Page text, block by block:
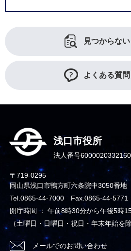
見つからな
よくある質
浅口市役所
法人番号6000020332160
〒719-0295
岡山県浅口市鴨方町六条院中3050番地
Tel.0865-44-7000 Fax.0865-44-5771
開庁時間 ： 午前8時30分から午後5時
（土曜日・日曜日・祝日・年末年始を除
メールでのお問い合わせ